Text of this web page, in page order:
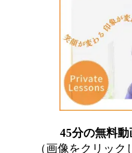
45分の無料
（画像をクリック